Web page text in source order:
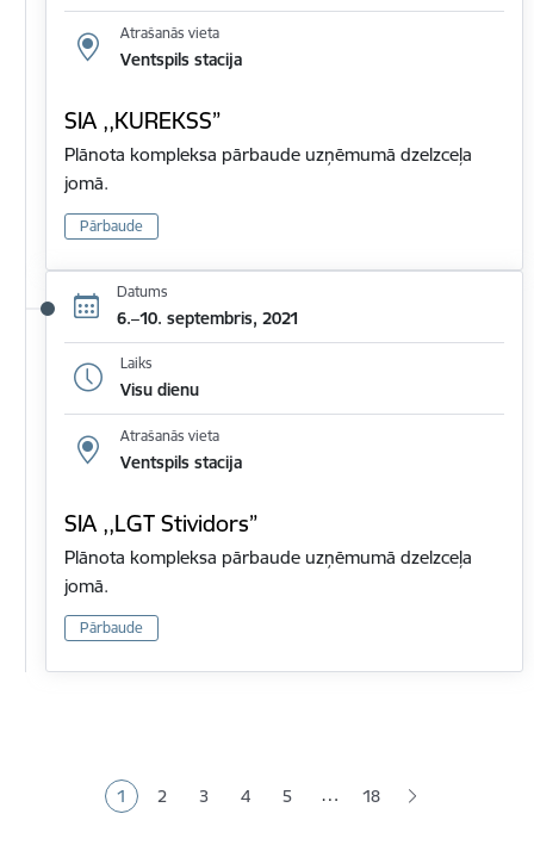
Atrašanās vieta
Ventspils stacija
SIA ,,KUREKSS”
Plānota kompleksa pārbaude uzņēmumā dzelzceļa
jomā.
Pārbaude
Datums
6.–10. septembris, 2021
Laiks
Visu dienu
Atrašanās vieta
Ventspils stacija
SIA ,,LGT Stividors”
Plānota kompleksa pārbaude uzņēmumā dzelzceļa
jomā.
Pārbaude
Pašreizējā lapa
1 Lapa
2 Lapa
3 Lapa
4 Lapa
5 … 18